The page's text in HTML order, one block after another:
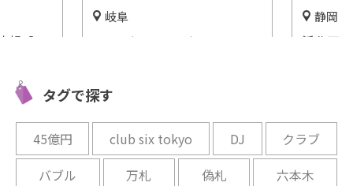
【ラ
行こ
岐阜
テントにコテージ、トレーラ
しみ方イロイロ！
開催中
静岡
浜北区
タグで探す
45億円 club six tokyo DJ
クラブ
バブル
万札 偽札 六本木